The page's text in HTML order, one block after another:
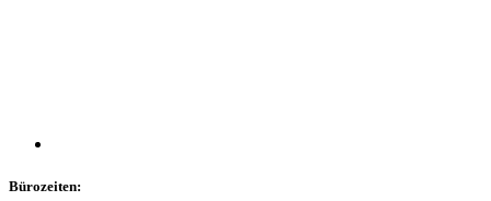
Bürozeiten: